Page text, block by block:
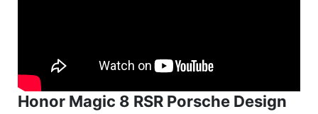
Honor Magic 8 RSR Porsche Design